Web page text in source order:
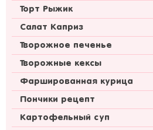
Торт Рыжик
Салат Каприз
Творожное печенье
Творожные кексы
Фаршированная курица
Пончики рецепт
Картофельный суп